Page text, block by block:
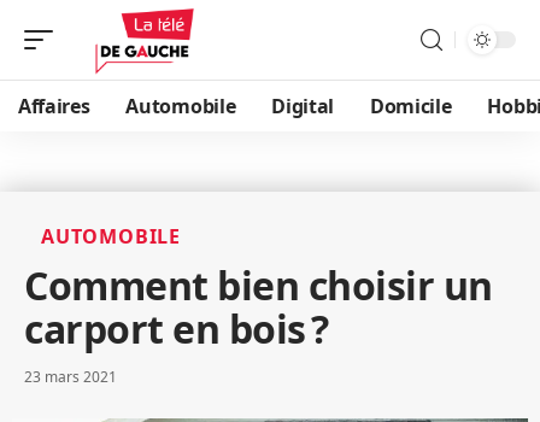
Affaires Automobile Digital Domicile
AUTOMOBILE
Comment bien choisir un
carport en bois ?
23 mars 2021